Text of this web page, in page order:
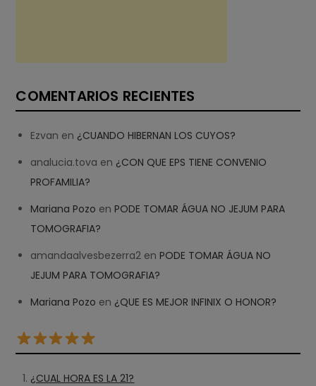
COMENTARIOS RECIENTES
Ezvan en ¿CUANDO HIBERNAN LOS CUYOS?
analucia.tova en ¿CON QUE EPS TIENE CONVENIO
PROFAMILIA?
Mariana Pozo enPODE TOMAR ÁGUA NO JEJUM PARA
TOMOGRAFIA?
amandaalvesbezerra2 enPODE TOMAR ÁGUA NO
JEJUM PARA TOMOGRAFIA?
Mariana Pozo en ¿QUE ES MEJOR INFINIX O HONOR?
¿CUAL HORA ES LA 21?